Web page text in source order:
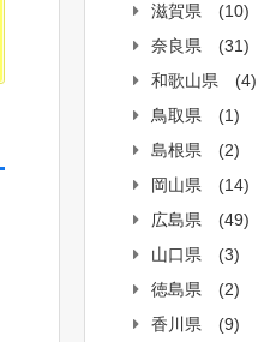
滋賀県
(10)
奈良県
(31)
和歌山県
(4)
鳥取県
(1)
島根県
(2)
岡山県
(14)
広島県
(49)
山口県
(3)
徳島県
(2)
香川県
(9)